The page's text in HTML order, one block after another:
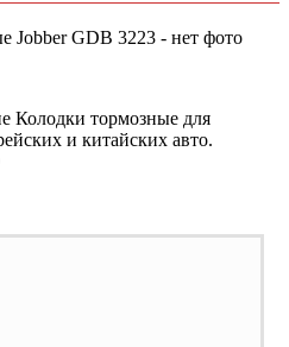
Колодки тормозные для
и китайских авто.